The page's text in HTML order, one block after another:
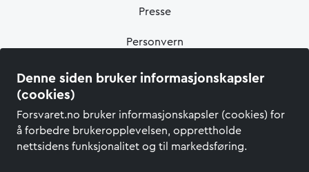
Denne siden bruker informasjonskapsler
(cookies)
Forsvaret.no bruker informasjonskapsler (cookies) for
å forbedre brukeropplevelsen, opprettholde
nettsidens funksjonalitet og til markedsføring.
Presse
Personvern
Informasjonskapsler